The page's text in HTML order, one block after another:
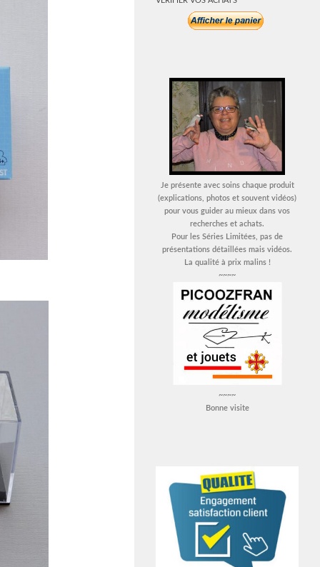
Je présente avec soins chaque produit
(explications, photos et souvent vidéos)
pour vous guider au mieux dans vos
recherches et achats.
Pour les Séries Limitées, pas de
présentations détaillées mais vidéos.
La qualité à prix malins !
~~~~
~~~~
Bonne visite